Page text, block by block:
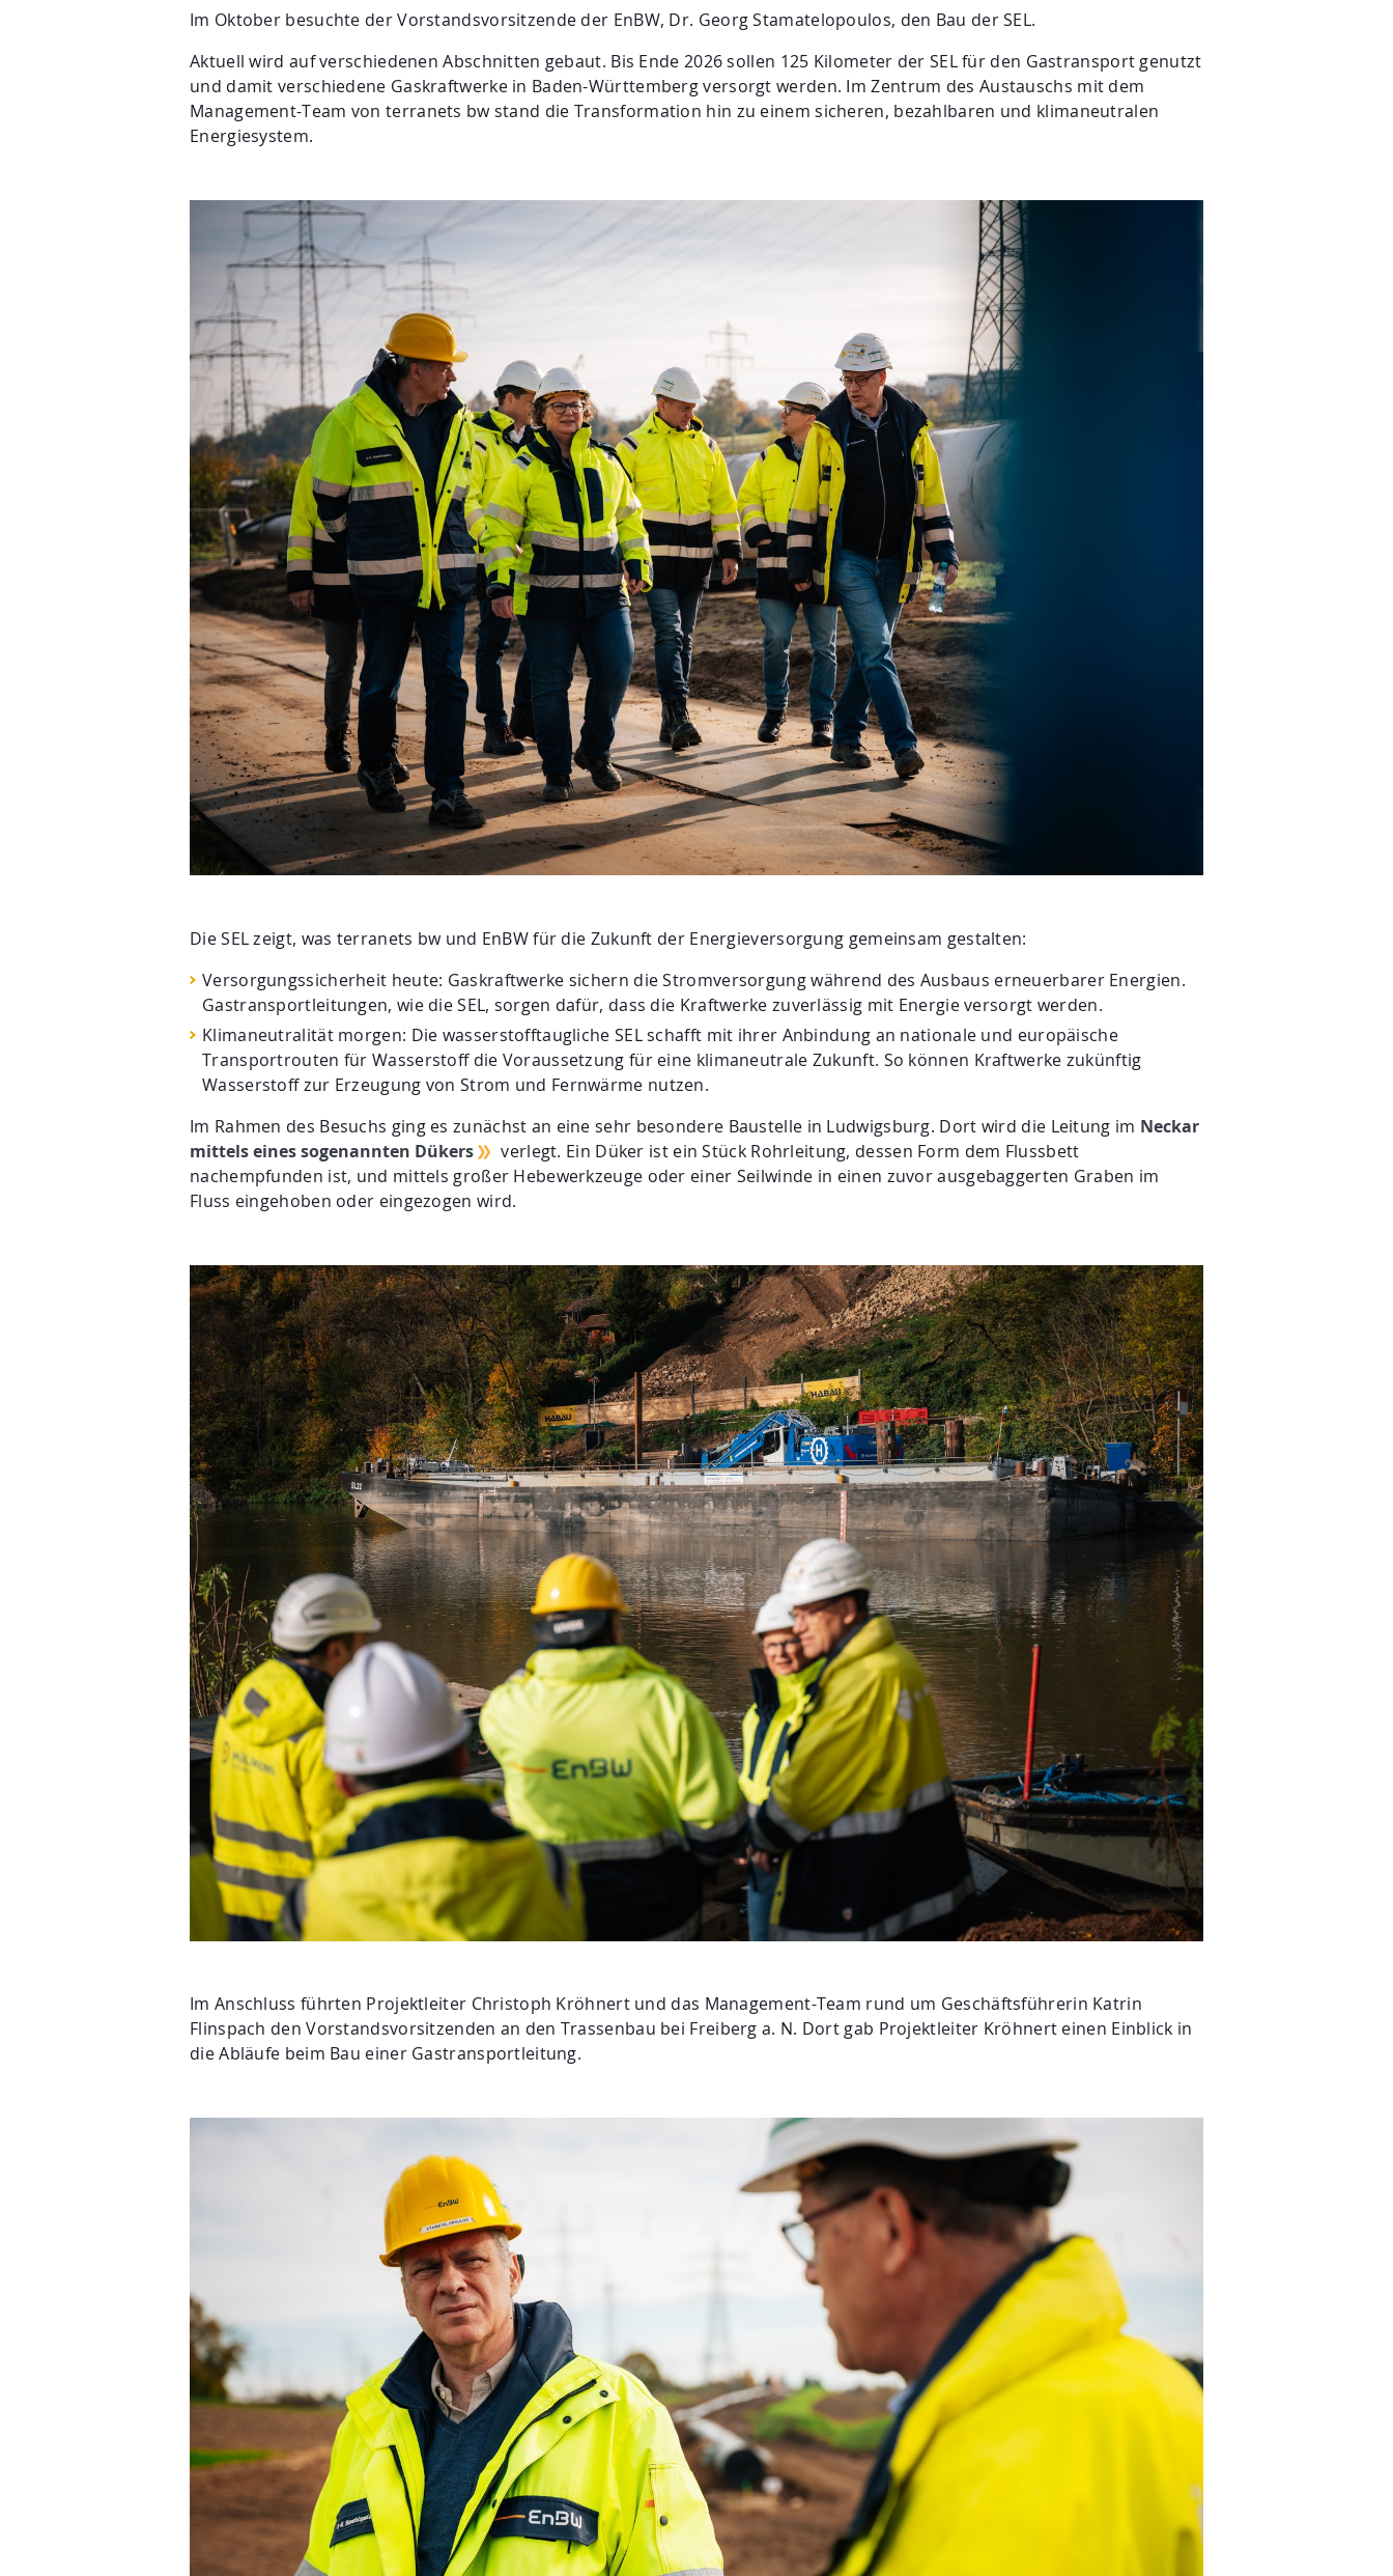
Im Oktober besuchte der Vorstandsvorsitzende der EnBW, Dr. Georg Stamatelopoulos, den Bau der SEL.
Aktuell wird auf verschiedenen Abschnitten gebaut. Bis Ende 2026 sollen 125 Kilometer der SEL für den Gastransport genutzt
und damit verschiedene Gaskraftwerke in Baden-Württemberg versorgt werden. Im Zentrum des Austauschs mit dem
Management-Team von terranets bw stand die Transformation hin zu einem sicheren, bezahlbaren und klimaneutralen
Energiesystem.
Die SEL zeigt, was terranets bw und EnBW für die Zukunft der Energieversorgung gemeinsam gestalten:
Versorgungssicherheit heute: Gaskraftwerke sichern die Stromversorgung während des Ausbaus erneuerbarer Energien.
Gastransportleitungen, wie die SEL, sorgen dafür, dass die Kraftwerke zuverlässig mit Energie versorgt werden.
Klimaneutralität morgen: Die wasserstofftaugliche SEL schafft mit ihrer Anbindung an nationale und europäische
Transportrouten für Wasserstoff die Voraussetzung für eine klimaneutrale Zukunft. So können Kraftwerke zukünftig
Wasserstoff zur Erzeugung von Strom und Fernwärme nutzen.
Im Rahmen des Besuchs ging es zunächst an eine sehr besondere Baustelle in Ludwigsburg. Dort wird die Leitung im Neckar
mittels eines sogenannten Dükers
verlegt. Ein Düker ist ein Stück Rohrleitung, dessen Form dem Flussbett
nachempfunden ist, und mittels großer Hebewerkzeuge oder einer Seilwinde in einen zuvor ausgebaggerten Graben im
Fluss eingehoben oder eingezogen wird.
Im Anschluss führten Projektleiter Christoph Kröhnert und das Management-Team rund um Geschäftsführerin Katrin
Flinspach den Vorstandsvorsitzenden an den Trassenbau bei Freiberg a. N. Dort gab Projektleiter Kröhnert einen Einblick in
die Abläufe beim Bau einer Gastransportleitung.